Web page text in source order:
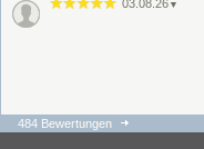
03.08.26 ▼
31.07.26
484 Bewertungen